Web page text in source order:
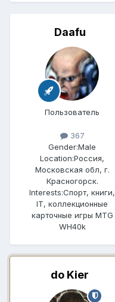
Daafu
Пользователь
367
Gender:Male
Location:Россия,
Московская обл, г.
Красногорск.
Interests:Спорт, книги,
IT, коллекционные
карточные игры MTG
WH40k
do Kier